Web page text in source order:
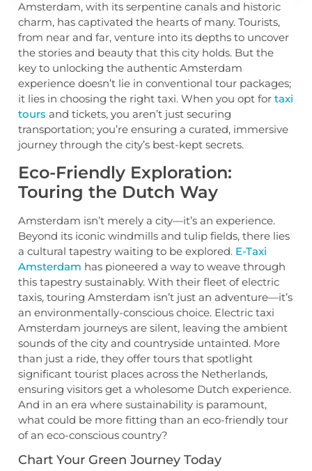
Amsterdam, with its serpentine canals and historic
charm, has captivated the hearts of many. Tourists,
from near and far, venture into its depths to uncover
the stories and beauty that this city holds. But the
key to unlocking the authentic Amsterdam
experience doesn’t lie in conventional tour packages;
it lies in choosing the right taxi. When you opt for taxi
tours and tickets, you aren’t just securing
transportation; you’re ensuring a curated, immersive
journey through the city’s best-kept secrets.
Eco-Friendly Exploration:
Touring the Dutch Way
Amsterdam isn’t merely a city—it’s an experience.
Beyond its iconic windmills and tulip fields, there lies
a cultural tapestry waiting to be explored. E-Taxi
Amsterdam has pioneered a way to weave through
this tapestry sustainably. With their fleet of electric
taxis, touring Amsterdam isn’t just an adventure—it’s
an environmentally-conscious choice. Electric taxi
Amsterdam journeys are silent, leaving the ambient
sounds of the city and countryside untainted. More
than just a ride, they offer tours that spotlight
significant tourist places across the Netherlands,
ensuring visitors get a wholesome Dutch experience.
And in an era where sustainability is paramount,
what could be more fitting than an eco-friendly tour
of an eco-conscious country?
Chart Your Green Journey Today